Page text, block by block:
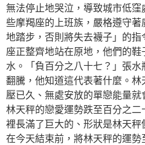
無法停止地哭泣，導致城市低
些摩羯座的上班族，嚴格遵守
地踏步，否則將失去襪子」的
座正整齊地站在原地，他們的
水。「負百分之八十七？」張
翻騰，他知道這代表著什麼。
壓已久、無處安放的單戀能量
林天秤的戀愛運勢跌至百分之
裡長滿了巨大的、形狀是林天
在今天結束前，將林天秤的運